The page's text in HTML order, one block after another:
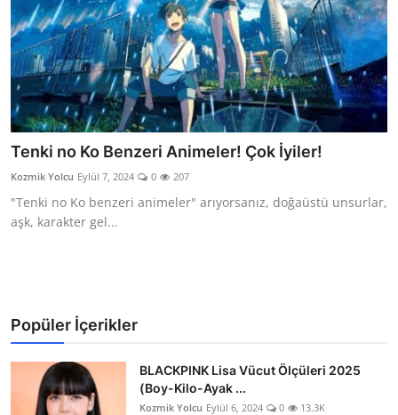
Tenki no Ko Benzeri Animeler! Çok İyiler!
Kozmik Yolcu Eylül 7, 2024 0 207
"Tenki no Ko benzeri animeler" arıyorsanız, doğaüstü unsurlar,
aşk, karakter gel...
Popüler İçerikler
BLACKPINK Lisa Vücut Ölçüleri 2025
(Boy-Kilo-Ayak ...
Kozmik Yolcu Eylül 6, 2024 0 13.3K